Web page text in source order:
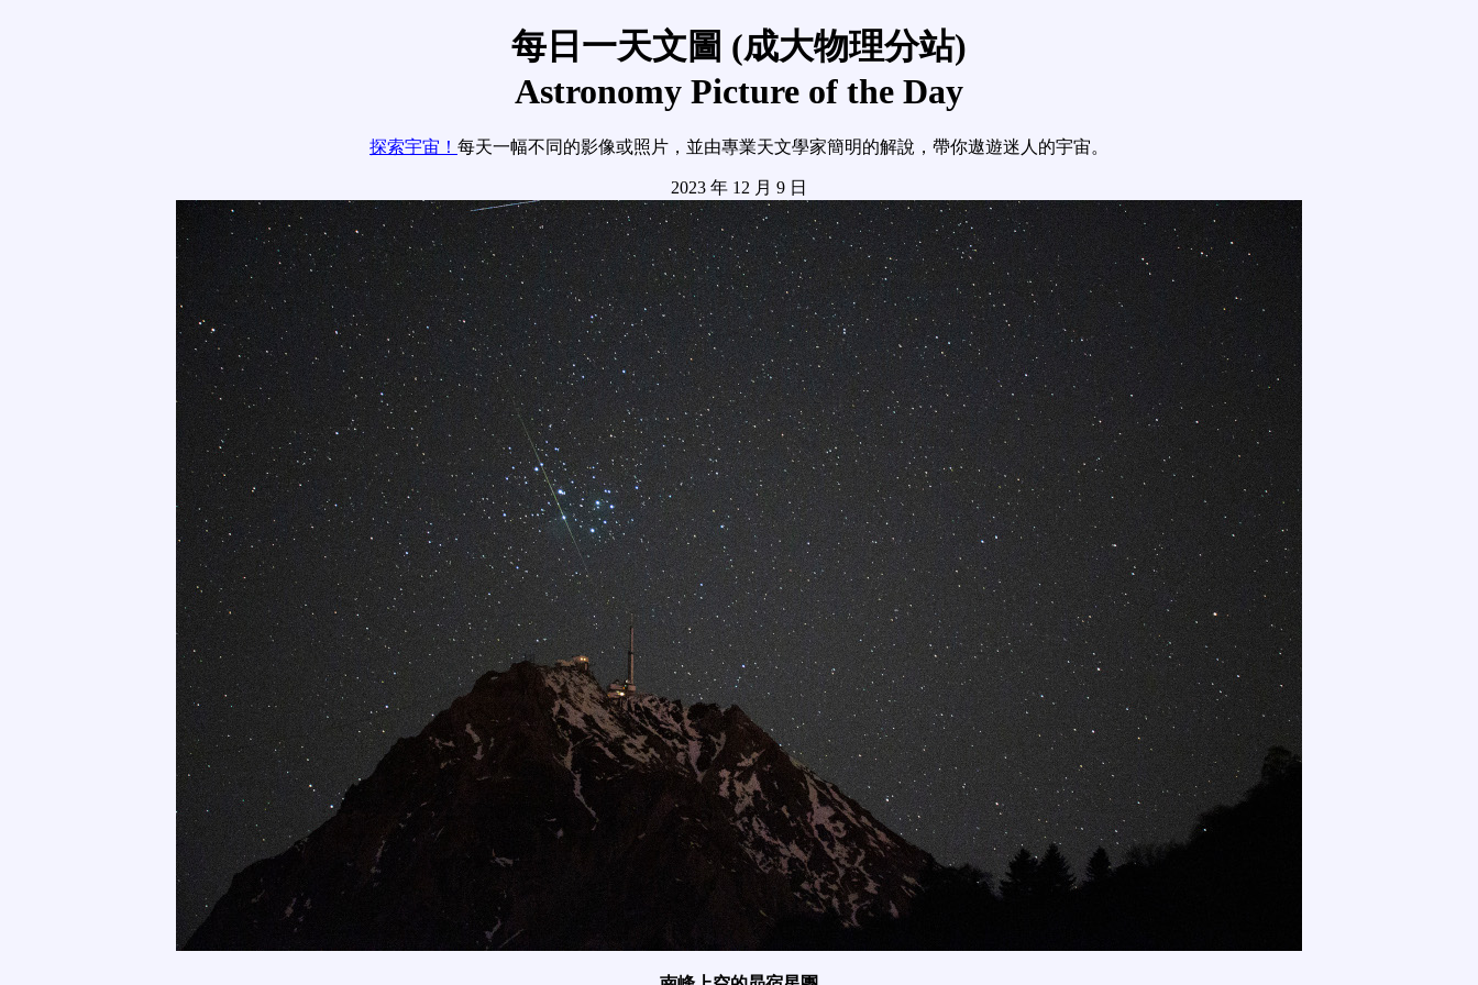
每日一天文圖 (成大物理分站)
Astronomy Picture of the Day
探索宇宙！ 每天一幅不同的影像或照片，並由專業天文學家簡明的解說，帶你遨遊迷人的宇宙。
2023 年 12 月 9 日